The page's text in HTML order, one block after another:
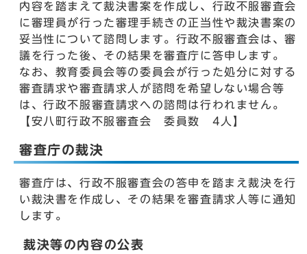
内容を踏まえて裁決書案を作成し、行政不服審査会
に審理員が行った審理手続きの正当性や裁決書案の
妥当性について諮問します。行政不服審査会は、審
議を行った後、その結果を審査庁に答申します。
なお、教育委員会等の委員会が行った処分に対する
審査請求や審査請求人が諮問を希望しない場合等
は、行政不服審査請求への諮問は行われません。
【安八町行政不服審査会 委員数 4人】
審査庁の裁決
審査庁は、行政不服審査会の答申を踏まえ裁決を行
い裁決書を作成し、その結果を審査請求人等に通知
します。
裁決等の内容の公表